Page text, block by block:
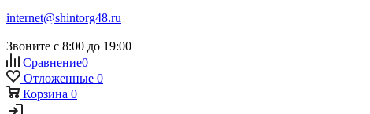
internet@shintorg48.ru
Звоните с 8:00 до 19:00
Сравнение0
Отложенные 0
Корзина 0